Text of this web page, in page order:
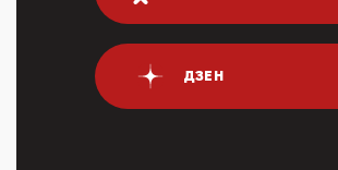
01:54, 10 Апреля 2026
ПрезидентПутинвчера вечером
Пасхальное перемирие с 16 часов
дня Воскресен...
01:09, 10 Апреля 2026
ДЗЕН